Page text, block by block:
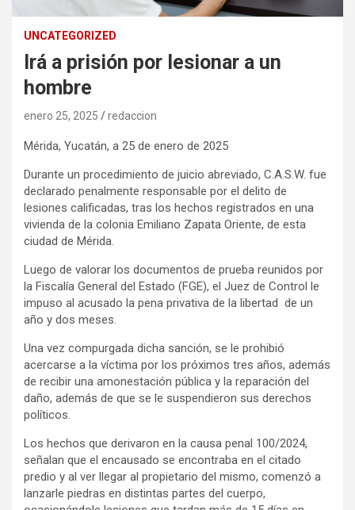
UNCATEGORIZED
Irá a prisión por lesionar a un
hombre
enero 25, 2025 redaccion
Mérida, Yucatán, a 25 de enero de 2025
Durante un procedimiento de juicio abreviado, C.A.S.W. fue
declarado penalmente responsable por el delito de
lesiones calificadas, tras los hechos registrados en una
vivienda de la colonia Emiliano Zapata Oriente, de esta
ciudad de Mérida.
Luego de valorar los documentos de prueba reunidos por
la Fiscalía General del Estado (FGE), el Juez de Control le
impuso al acusado la pena privativa de la libertad de un
año y dos meses.
Una vez compurgada dicha sanción, se le prohibió
acercarse a la víctima por los próximos tres años, además
de recibir una amonestación pública y la reparación del
daño, además de que se le suspendieron sus derechos
políticos.
Los hechos que derivaron en la causa penal 100/2024,
señalan que el encausado se encontraba en el citado
predio y al ver llegar al propietario del mismo, comenzó a
lanzarle piedras en distintas partes del cuerpo,